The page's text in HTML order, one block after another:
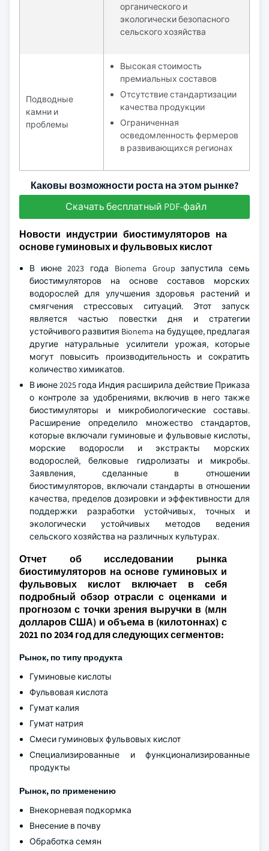
органического и
экологически безопасного
сельского хозяйства
Подводные
камни и
проблемы
Высокая стоимость
премиальных составов
Отсутствие стандартизации
качества продукции
Ограниченная
осведомленность фермеров
в развивающихся регионах
Каковы возможности роста на этом рынке?
Скачать бесплатный PDF-файл
Новости индустрии биостимуляторов на
основе гуминовых и фульвовых кислот
В июне 2023 года Bionema Group запустила семь
биостимуляторов на основе составов морских
водорослей для улучшения здоровья растений и
смягчения стрессовых ситуаций. Этот запуск
является частью повестки дня и стратегии
устойчивого развития Bionema на будущее, предлагая
другие натуральные усилители урожая, которые
могут повысить производительность и сократить
количество химикатов.
В июне 2025 года Индия расширила действие Приказа
о контроле за удобрениями, включив в него также
биостимуляторы и микробиологические составы.
Расширение определило множество стандартов,
которые включали гуминовые и фульвовые кислоты,
морские водоросли и экстракты морских
водорослей, белковые гидролизаты и микробы.
Заявления, сделанные в отношении
биостимуляторов, включали стандарты в отношении
качества, пределов дозировки и эффективности для
поддержки разработки устойчивых, точных и
экологически устойчивых методов ведения
сельского хозяйства на различных культурах.
Отчет об исследовании рынка
биостимуляторов на основе гуминовых и
фульвовых кислот включает в себя
подробный обзор отрасли с оценками и
прогнозом с точки зрения выручки в (млн
долларов США) и объема в (килотоннах) с
2021 по 2034 год для следующих сегментов:
Рынок, по типу продукта
Гуминовые кислоты
Фульвовая кислота
Гумат калия
Гумат натрия
Смеси гуминовых фульвовых кислот
Специализированные и функционализированные
продукты
Рынок, по применению
Внекорневая подкормка
Внесение в почву
Обработка семян